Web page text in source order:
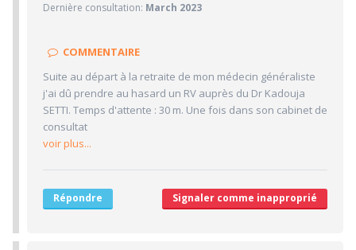
CABINET/LOCAUX4.7/10
5/10 Desserte par les transports en commun
5/10
Dernière consultation: March 2023
COMMENTAIRE
Suite au départ à la retraite de mon médecin généraliste
j'ai dû prendre au hasard un RV auprès du Dr Kadouja
SETTI. Temps d'attente : 30 m. Une fois dans son cabinet de
consultat
voir plus...
Répondre Signaler comme inapproprié